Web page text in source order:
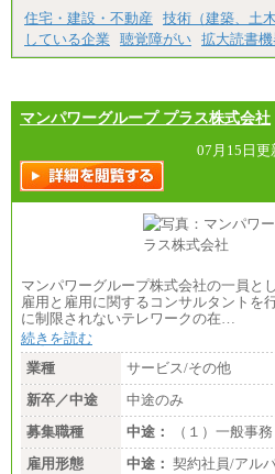
住宅・建設・不動産
技術（建築、土
している企業
聴覚障がい 拡大読書機
マンパワーグループ プラス株式会社
07月15日
マンパワーグループ株式会社の一員と
雇用と雇用に関するコンサルタントを
に制限されないテレワークの在…
続きを読む
業種
サービス/その他
新卒／中途
中途のみ
募集職種
中途：
（１）一般事
雇用形態
中途： 契約社員/アル